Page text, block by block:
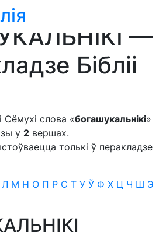
для пераклада Бібліі Сёмухі
—
Бібліі
Сёмухі слова «богашукальнікі»
у 2 вершах.
толькі ў перакладзе
Л М Н О П Р С Т У Ў Ф Х Ц Ч Ш Э